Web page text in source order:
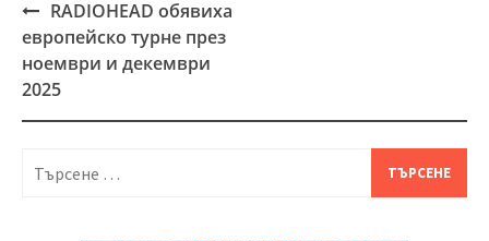
Post
navigation
RADIOHEAD обявиха
европейско турне през
ноември и декември
2025
за: